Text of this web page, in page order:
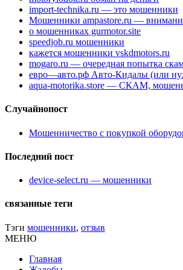
import-technika.ru — это мошенники
Мошенники ampastore.ru —
о мошенниках gurmotor.site
speedjob.ru мошенники
кажется мошенники vskdmotors.ru
mogaro.ru — очередная попытка
евро—авто.рф Авто-Кидалы (или
aqua-motorika.store — СКАМ,
Случайнопост
Мошенничество с покупкой
Последний пост
device-select.ru — мошенники
связанные теги
Тэги мошенники, отзыв
МЕНЮ
Главная